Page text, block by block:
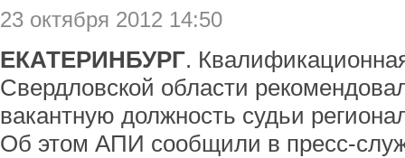
23 октября 2012 14:50
ЕКАТЕРИНБУРГ.
Свердловской области
вакантную должность судьи
Об этом АПИ сообщили в пресс-